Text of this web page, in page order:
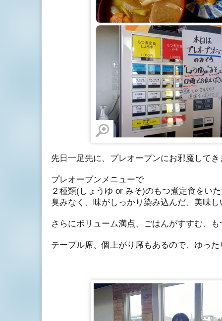
先日一足先に、プレオープンにお邪魔してき
プレオープンメニューで
２種類(しょうゆ or みそ)のもつ煮定食をい
臭みなく、味がしっかり染み込んだ、美味
さらにボリューム満点、ごはんがすすむ、も
テーブル席、個上がり席もあるので、ゆっ